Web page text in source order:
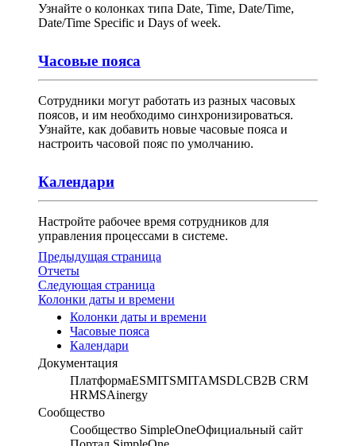
Узнайте о колонках типа Date, Time, Date/Time,
Date/Time Specific и Days of week.
Часовые пояса
Сотрудники могут работать из разных часовых
поясов, и им необходимо синхронизироваться.
Узнайте, как добавить новые часовые пояса и
настроить часовой пояс по умолчанию.
Календари
Настройте рабочее время сотрудников для
управления процессами в системе.
Предыдущая страница
Отчеты
Следующая страница
Колонки даты и времени
Колонки даты и времени
Часовые пояса
Календари
Документация
ПлатформаESMITSMITAMSDLCB2B CRM
HRMSAinergy
Сообщество
Сообщество SimpleOneОфициальный сайт